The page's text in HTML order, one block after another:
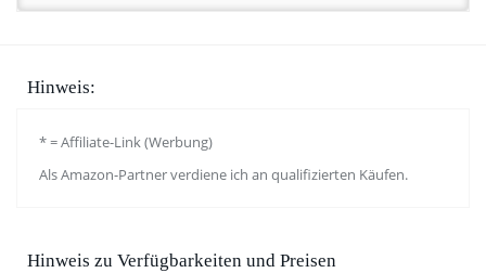
Hinweis:
* = Affiliate-Link (Werbung)
Als Amazon-Partner verdiene ich an qualifizierten Käufen.
Hinweis zu Verfügbarkeiten und Preisen